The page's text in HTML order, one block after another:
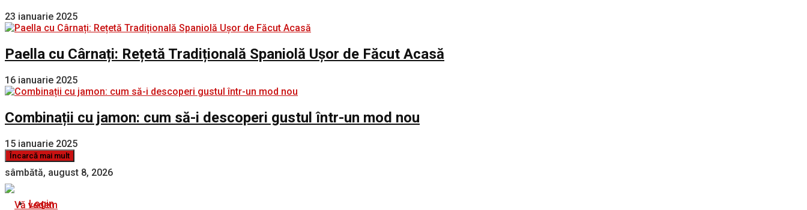
23 ianuarie 2025
Paella cu Cârnați: Rețetă Tradițională Spaniolă Ușor de Făcut Acasă
16 ianuarie 2025
Combinații cu jamon: cum să-i descoperi gustul într-un mod nou
15 ianuarie 2025
Încarcă mai mult
sâmbătă, august 8, 2026
Login